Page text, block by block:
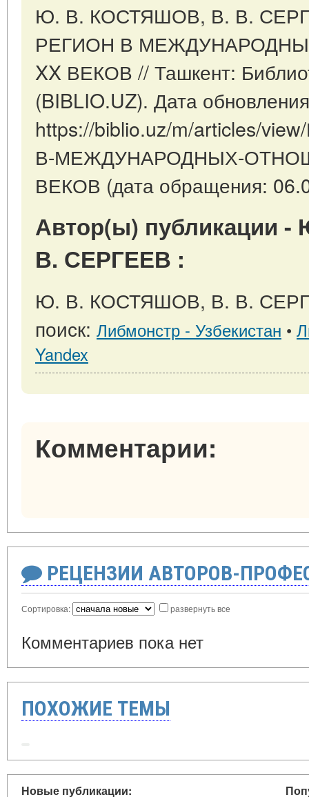
Ю. В. КОСТЯШОВ, В. В.
РЕГИОН В
XX ВЕКОВ // Ташкент:
(BIBLIO.UZ). Дата
https://biblio.uz/m/articles/
В-МЕЖДУНАРОДНЫХ-
ВЕКОВ (дата обращения:
Автор(ы) публикации
В. СЕРГЕЕВ :
Ю. В. КОСТЯШОВ, В. В.
поиск: Либмонстр - Узбекистан •
Yandex
Комментарии:
РЕЦЕНЗИИ АВТОРОВ-
Сортировка: развернуть все
Комментариев пока нет
ПОХОЖИЕ ТЕМЫ
Новые публикации: